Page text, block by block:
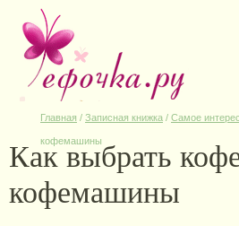
Главная / Записная книжка / Самое
кофемашины
Как выбрать
кофемашины